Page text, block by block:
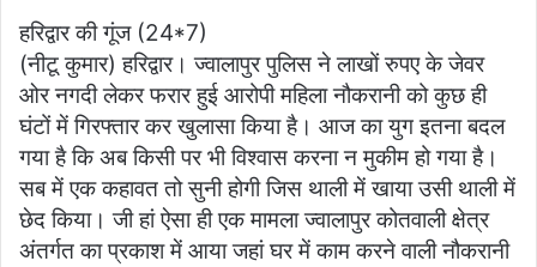
at
s
A
p
p
a
c
e
b
o
o
k
w
itt
er
ai
l
ar
e
हरिद्वार की गूंज (24*7)
(नीटू कुमार) हरिद्वार। ज्वालापुर पुलिस ने लाखों रुपए के जेवर
ओर नगदी लेकर फरार हुई आरोपी महिला नौकरानी को कुछ ही
घंटों में गिरफ्तार कर खुलासा किया है। आज का युग इतना बदल
गया है कि अब किसी पर भी विश्वास करना न मुकीम हो गया है।
सब में एक कहावत तो सुनी होगी जिस थाली में खाया उसी थाली में
छेद किया। जी हां ऐसा ही एक मामला ज्वालापुर कोतवाली क्षेत्र
अंतर्गत का प्रकाश में आया जहां घर में काम करने वाली नौकरानी